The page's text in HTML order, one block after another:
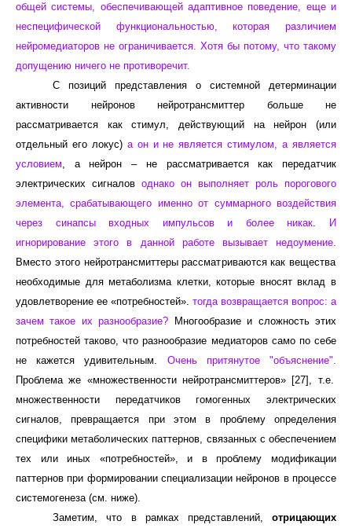
общей системы, обеспечивающей адаптивное поведение, еще и
неспецифической функциональностью, которая различием
нейромедиаторов не ограничивается. Хотя бы потому, что такому
допущению ничего не противоречит.
С позиций представления о системной детерминации
активности нейронов нейротрансмиттер больше не
рассматривается как стимул, действующий на нейрон (или
отдельный его локус) а он и не является стимулом, а является
условием, а нейрон – не рассматривается как передатчик
электрических сигналов однако он выполняет роль порогового
элемента, срабатывающего именно от суммарного воздействия
через синапсы входных импульсов и более никак.
И
игнорирование этого в данной работе вызывает недоумение.
Вместо этого нейротрансмиттеры рассматриваются как вещества
необходимые для метаболизма клетки, которые вносят вклад в
удовлетворение ее «потребностей». тогда возвращается вопрос: а
зачем такое их разнообразие? Многообразие и сложность этих
потребностей таково, что разнообразие медиаторов само по себе
не кажется удивительным. Очень притянутое"объяснение".
Проблема же «множественности нейротрансмиттеров» [27], т.е.
множественности передатчиков гомогенных электрических
сигналов, превращается при этом в проблему определения
специфики метаболических паттернов, связанных с обеспечением
тех или иных «потребностей», и в проблему модификации
паттернов при формировании специализации нейронов в процессе
системогенеза (см. ниже).
Заметим, что в рамках представлений, отрицающих